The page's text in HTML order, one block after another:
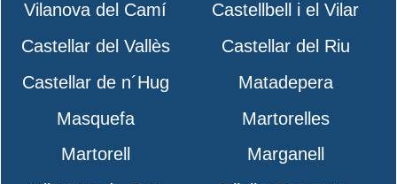
Vilanova del Camí
Castellbell i el Vilar
Castellar del Vallès
Castellar del Riu
Castellar de n´Hug
Matadepera
Masquefa
Martorelles
Martorell
Marganell